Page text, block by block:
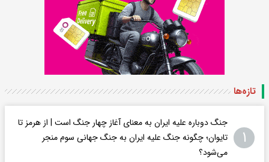
تازه‌ها
۱
جنگ دوباره علیه ایران به معنای آغاز چهار جنگ است | از هرمز تا
تایوان؛ چگونه جنگ علیه ایران به جنگ جهانی سوم منجر
می‌شود؟